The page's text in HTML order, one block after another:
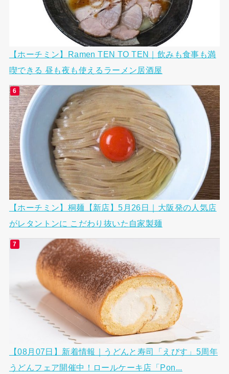
【ホーチミン】Ramen TEN TO TEN｜飲みも食事も満
喫できる 昼も夜も使えるラーメン居酒屋
【ホーチミン】桐麺【新店】5月26日｜大阪発の人気店
がレタントンに こだわり抜いた自家製麺
【08月07日】新着情報｜うどんと寿司「えびす」5周年
うどんフェア開催中！ロールケーキ店「Pon...